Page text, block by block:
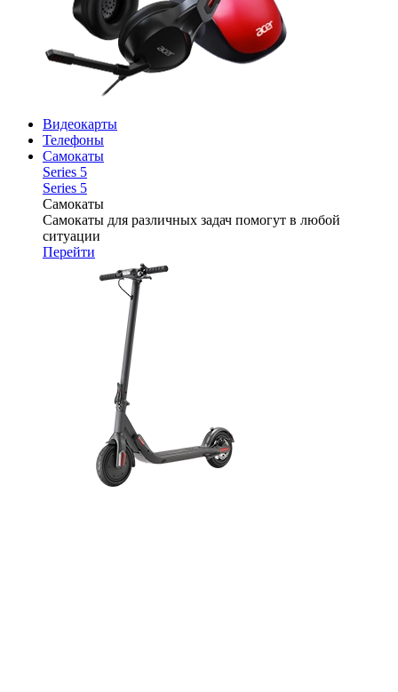
Видеокарты
Телефоны
Самокаты
Series 5
Series 5
Самокаты
Самокаты для различных задач помогут в любой
ситуации
Перейти